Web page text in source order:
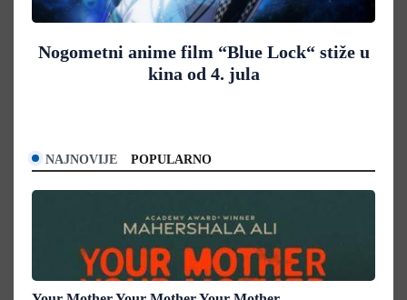
Nogometni anime film “Blue Lock“ stiže u
kina od 4. jula
NAJNOVIJE POPULARNO